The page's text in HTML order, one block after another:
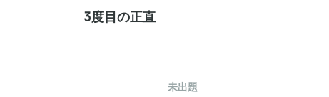
3度目の正直
未出題